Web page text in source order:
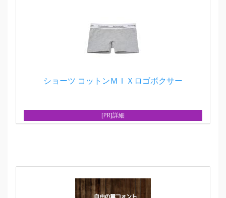
ショーツ コットンＭＩＸロゴボクサー
[PR]詳細